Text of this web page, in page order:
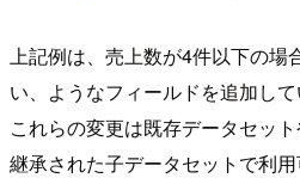
上記例は、売上数が4件以下の場
い、ようなフィールドを追加して
これらの変更は既存データセッ
継承された子データセットで利用